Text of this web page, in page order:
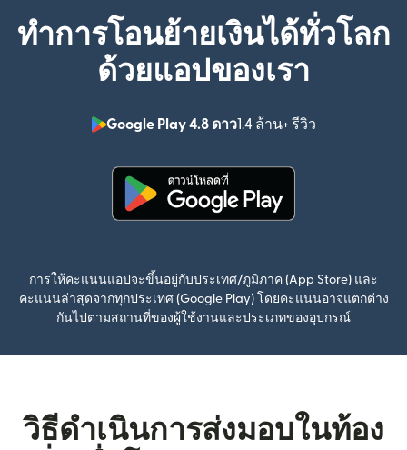
ทำการโอนย้ายเงินได้ทั่วโลก
ด้วยแอปของเรา
Google Play 4.8 ดาว1.4 ล้าน+ รีวิว
(เปิดในหน้าต่
การให้คะแนนแอปจะขึ้นอยู่กับประเทศ/ภูมิภาค (App Store) และ
คะแนนล่าสุดจากทุกประเทศ (Google Play) โดยคะแนนอาจแตกต่าง
กันไปตามสถานที่ของผู้ใช้งานและประเภทของอุปกรณ์
วิธีดำเนินการส่งมอบในท้อง